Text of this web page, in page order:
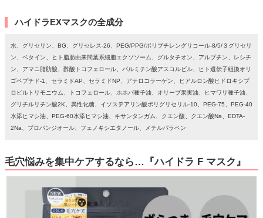
ハイドラEXマスクの全成分
水、グリセリン、BG、グリセレス-26、PEG/PPG/ポリブチレングリコール-8/5/３グリセリ
ン、ベタイン、ヒト脂肪由来間葉系細胞エクソソーム、グルタチオン、アルブチン、レシチ
ン、アマニ脂肪酸、酢酸トコフェロール、パルミチン酸アスコルビル、ヒト遺伝子組換オリ
ゴペプチド-1、セラミドAP、セラミドNP、アテロコラーゲン、ヒアルロン酸ヒドロキシプ
ロピルトリモニウム、トコフェロール、ホホバ種子油、オリーブ果実油、ヒマワリ種子油、
グリチルリチン酸2K、異性化糖、イソステアリン酸ポリグリセリル-10、PEG-75、PEG-40
水添ヒマシ油、PEG-60水添ヒマシ油、キサンタンガム、クエン酸、クエン酸Na、EDTA-
2Na、プロパンジオール、フェノキシエタノール、メチルパラベン
毛穴悩みを集中ケアするなら…『ハイドラ F マスク』